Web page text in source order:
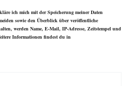
ich mich mit der Speicherung meiner Daten
sowie den Überblick über veröffentliche
werden Name, E-Mail, IP-Adresse, Zeitstempel und
Informationen findest du in